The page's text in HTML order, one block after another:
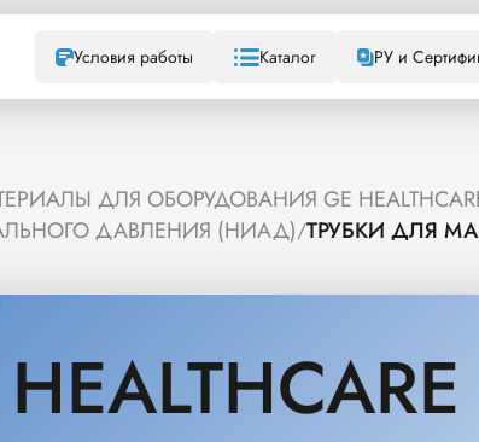
Условия работы Каталог РУ и
ДЛЯ ОБОРУДОВАНИЯ GE
ДАВЛЕНИЯ (НИАД)/ТРУБКИ ДЛЯ